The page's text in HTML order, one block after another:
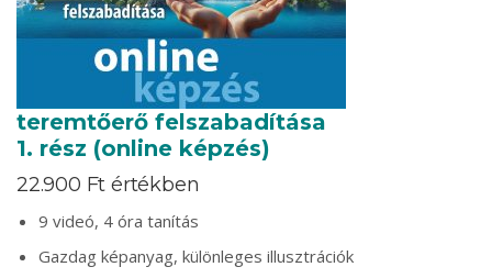
teremtőerő felszabadítása
1. rész (online képzés)
22.900 Ft értékben
9 videó, 4 óra tanítás
Gazdag képanyag, különleges illusztrációk